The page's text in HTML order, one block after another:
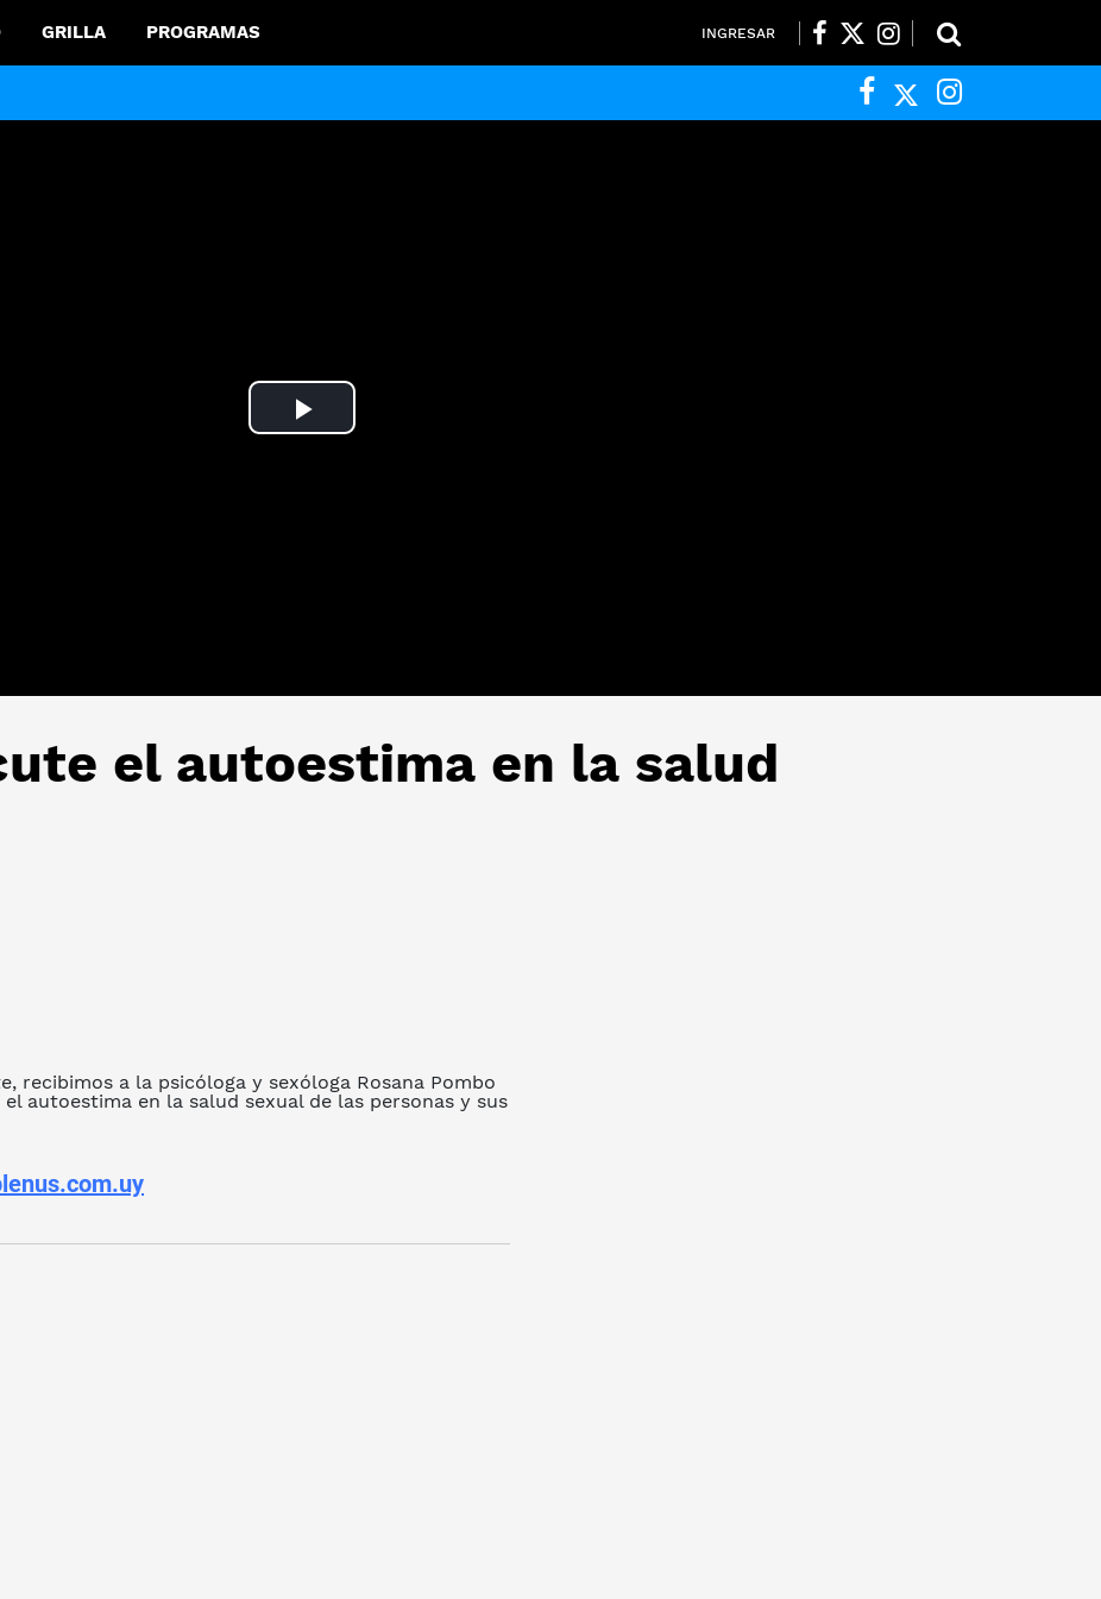
GRILLA PROGRAMAS INGRESAR
Play
el autoestima en la salud
recibimos a la psicóloga y sexóloga Rosana Pombo
autoestima en la salud sexualde las personas y sus